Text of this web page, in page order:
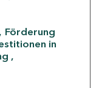
Förderung
in